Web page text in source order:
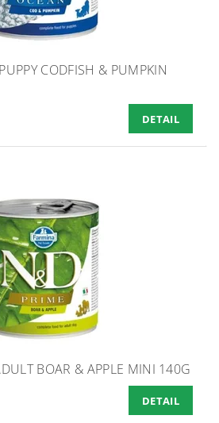
CODFISH & PUMPKIN
DETAIL
BOAR & APPLE MINI 140G
DETAIL